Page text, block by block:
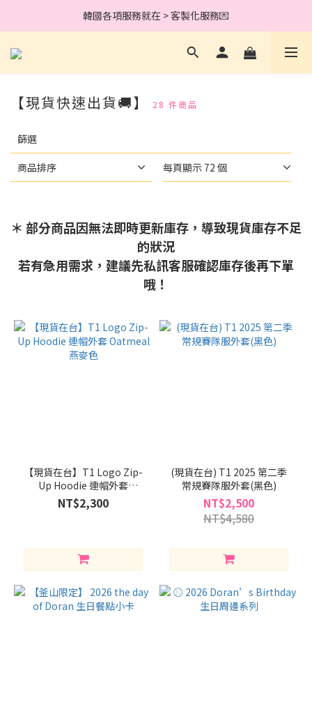
加入會員完成綁定就送 30元購物金 .ᐟ
韓國各項服務就在 > 客製化服務💌
加入會員完成綁定就送 30元購物金 .ᐟ
用
篩
選
(0/20)
品
牌
T1
(23)
(NT$)
【現貨快速出貨🚚】 28 件商品
篩選
商品排序 每頁顯示 72 個
＊ 部分商品因無法即時更新庫存，導致現貨庫存不足
的狀況
若有急用需求，建議先私訊客服確認庫存後再下單
哦！
【現貨在台】T1 Logo Zip-
Up Hoodie 連帽外套
Oatmeal燕麥色
NT$2,300
(現貨在台) T1 2025 第二季
常規賽隊服外套(黑色)
NT$2,500
NT$4,580